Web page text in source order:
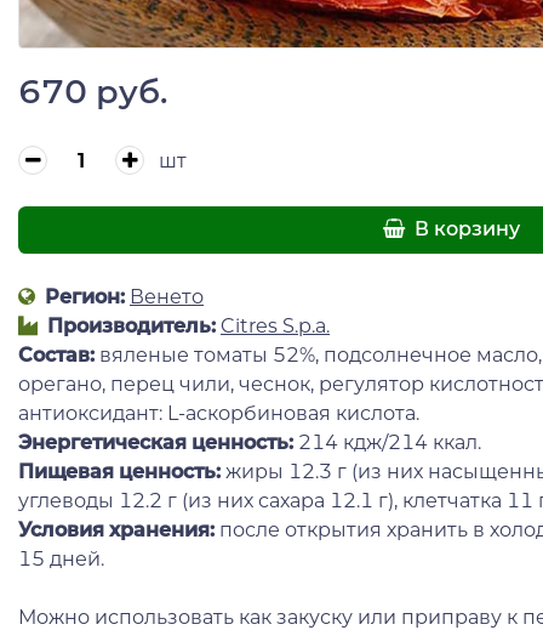
670 руб.
шт
В корзину
Регион: Венето
Производитель: Citres S.p.a.
Состав: вяленые томаты 52%, подсолнечное
орегано, перец чили, чеснок, регулятор
антиоксидант: L-аскорбиновая кислота.
Энергетическая ценность: 214 кдж/214 ккал.
Пищевая ценность: жиры 12.3 г (из них
углеводы 12.2 г (из них сахара 12.1 г), клетчатка 11
Условия хранения: после открытия хранить в
15 дней.
Можно использовать как закуску или приправу